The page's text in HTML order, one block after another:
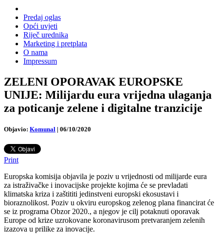
Predaj oglas
Opći uvjeti
Riječ urednika
Marketing i pretplata
O nama
Impressum
ZELENI OPORAVAK EUROPSKE
UNIJE: Milijardu eura vrijedna ulaganja
za poticanje zelene i digitalne tranzicije
Objavio: Komunal | 06/10/2020
Print
Europska komisija objavila je poziv u vrijednosti od milijarde eura
za istraživačke i inovacijske projekte kojima će se prevladati
klimatska kriza i zaštititi jedinstveni europski ekosustavi i
bioraznolikost. Poziv u okviru europskog zelenog plana financirat će
se iz programa Obzor 2020., a njegov je cilj potaknuti oporavak
Europe od krize uzrokovane koronavirusom pretvaranjem zelenih
izazova u prilike za inovacije.